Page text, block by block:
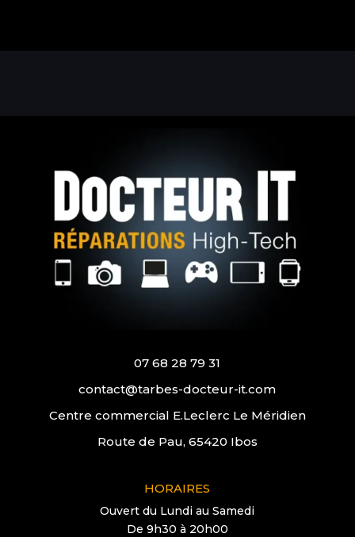
07 68 28 79 31
contact@tarbes-docteur-it.com
Centre commercial E.Leclerc Le Méridien
Route de Pau, 65420 Ibos
HORAIRES
Ouvert du Lundi au Samedi
De 9h30 à 20h00